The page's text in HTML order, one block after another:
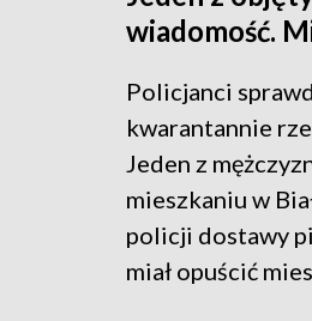
wiadomość.
Policjanci
kwarantannie
Jeden z
mieszkaniu w
policji dostawy
miał opuścić